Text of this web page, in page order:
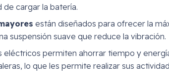
cargar la batería.
están diseñados para ofrecer la
suspensión suave que reduce la vibración.
permiten ahorrar tiempo y
lo que les permite realizar sus